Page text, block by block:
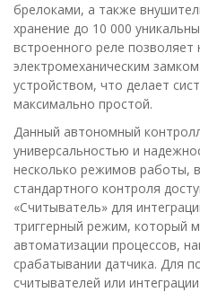
брелоками, а также
хранение до 10 000
встроенного реле
электромеханическим
устройством, что делает
максимально простой.
Данный автономный
универсальностью и
несколько режимов работы,
стандартного контроля
«Считыватель» для
триггерный режим, который
автоматизации процессов,
срабатывании датчика. Для
считывателей или